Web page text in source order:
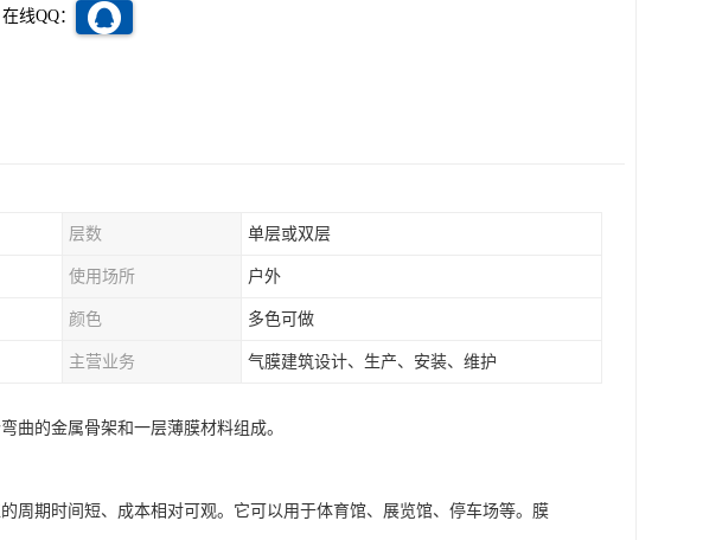
在线QQ：
层数 单层或双层
使用场所 户外
颜色 多色可做
主营业务 气膜建筑设计、生产、安装、维护
曲的金属骨架和一层薄膜材料组成。
周期时间短、成本相对可观。它可以用于体育馆、展览馆、停车场等。膜